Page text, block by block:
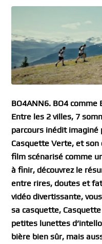
BO4ANN6. BO4
Entre les 2 villes, 7
parcours inédit imaginé
Casquette Verte, et son
film scénarisé comme
à finir, découvrez le
entre rires, doutes et
vidéo divertissante,
sa casquette,
petites lunettes
bière bien sûr, mais